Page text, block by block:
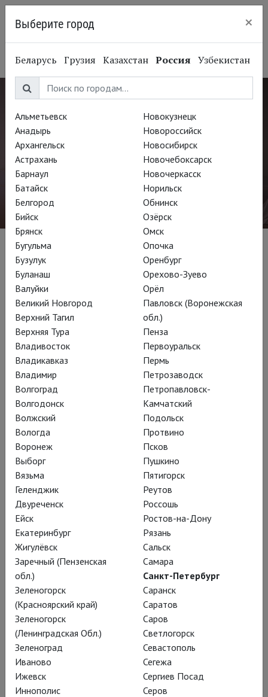
СПЕЦПРОЕКТ THEATREHD
Курентзис: Дон Жуан
Смотреть в кинотеатре
Невероятному явлению музыкальной и
культурной жизни России и мира, оркестру
musicAeterna 20 лет!
Под руководством греко-российского
Курентзиса musicAeterna каждый раз дарит
новое звучание и новые трактовки великой
музыки, заставляя плакать от восторга, вселяя
веру в красоту и силу искусства.
Выберите город ×
Беларусь Грузия Казахстан Россия Узбекистан
Альметьевск
Анадырь
Архангельск
Астрахань
Барнаул
Батайск
Белгород
Бийск
Брянск
Бугульма
Бузулук
Буланаш
Валуйки
Великий Новгород
Верхний Тагил
Верхняя Тура
Владивосток
Владикавказ
Владимир
Волгоград
Волгодонск
Волжский
Вологда
Воронеж
Выборг
Вязьма
Геленджик
Двуреченск
Ейск
Екатеринбург
Жигулёвск
Заречный (Пензенская
обл.)
Зеленогорск
(Красноярский край)
Зеленогорск
(Ленинградская Обл.)
Зеленоград
Иваново
Ижевск
Иннополис
Новокузнецк
Новороссийск
Новосибирск
Новочебоксарск
Новочеркасск
Норильск
Обнинск
Озёрск
Омск
Опочка
Оренбург
Орехово-Зуево
Орёл
Павловск (Воронежская
обл.)
Пенза
Первоуральск
Пермь
Петрозаводск
Петропавловск-
Камчатский
Подольск
Протвино
Псков
Пушкино
Пятигорск
Реутов
Россошь
Ростов-на-Дону
Рязань
Сальск
Самара
Санкт-Петербург
Саранск
Саратов
Саров
Светлогорск
Севастополь
Сегежа
Сергиев Посад
Серов